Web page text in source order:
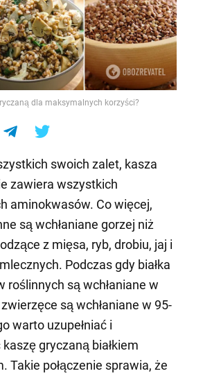
dla maksymalnych korzyści?
swoich zalet, kasza
zawiera wszystkich
aminokwasów. Co więcej,
są wchłaniane gorzej niż
z mięsa, ryb, drobiu, jaj i
Podczas gdy białka
roślinnych są wchłaniane w
zwierzęce są wchłaniane w 95-
warto uzupełniać i
gryczaną białkiem
Takie połączenie sprawia, że